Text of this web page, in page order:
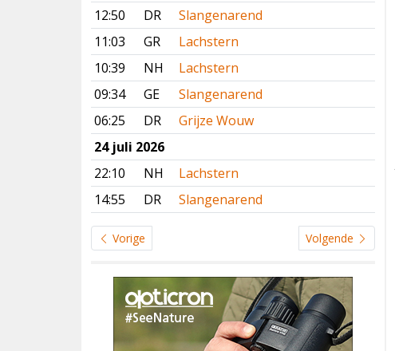
12:50
DR
Slangenarend
11:03
GR
Lachstern
10:39
NH
Lachstern
09:34
GE
Slangenarend
06:25
DR
Grijze Wouw
24 juli 2026
22:10
NH
Lachstern
14:55
DR Slangenarend
Vorige Volgende